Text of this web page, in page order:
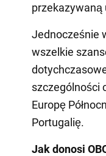
przekazywaną
Jednocześnie
wszelkie
szczególności
Europę
Portugalię.
Jak donosi